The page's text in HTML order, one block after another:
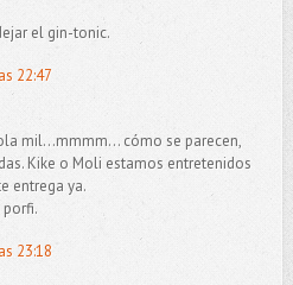
el gin-tonic.
22:47
mil...mmmm... cómo se parecen,
Kike o Moli estamos entretenidos
entrega ya.
23:18